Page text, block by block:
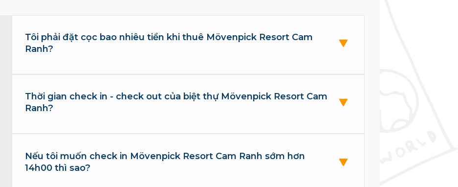
Tôi phải đặt cọc bao nhiêu tiền khi thuê Mövenpick Resort Cam
Ranh?
Thời gian check in - check out của biệt thự Mövenpick Resort Cam
Ranh?
Nếu tôi muốn check in Mövenpick Resort Cam Ranh sớm hơn
14h00 thì sao?